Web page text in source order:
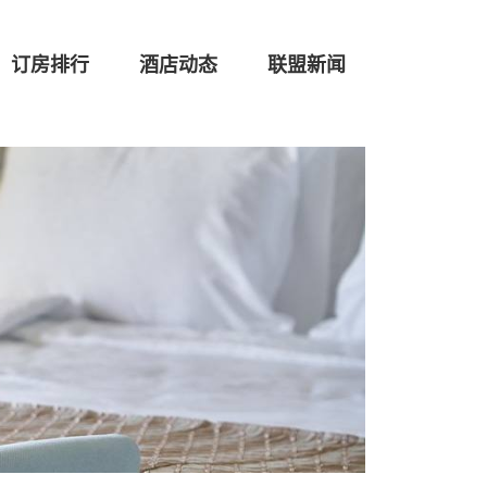
订房排行 酒店动态 联盟新闻